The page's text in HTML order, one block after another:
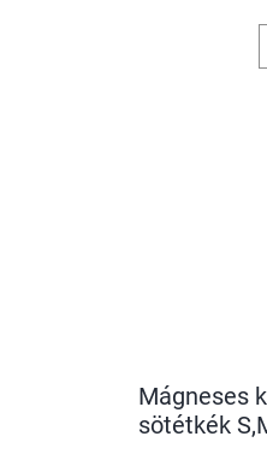
Mágneses
sötétkék